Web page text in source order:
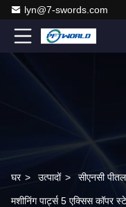
lyn@7-swords.com
घर > उत्पादों > सीएनसी
मशीनिंग पार्ट्स 5 एक्सिस कॉपर